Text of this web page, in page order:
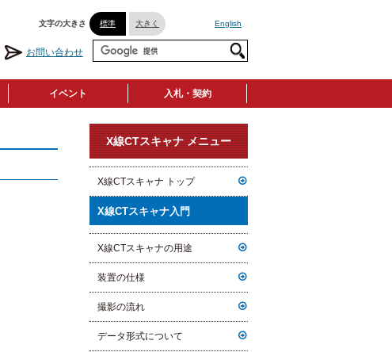
標準 大きく English
文字の大きさ
お問い合わせ
イベント 入札・契約
X線CTスキャナ メニュー
X線CTスキャナ トップ
X線CTスキャナ入門
X線CTスキャナの用途
装置の仕様
撮影の流れ
データ形式について